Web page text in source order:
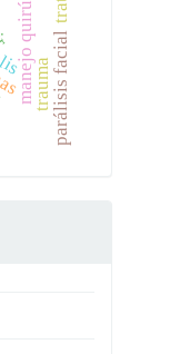
manejo quirúrgicotraumaparálisis facial